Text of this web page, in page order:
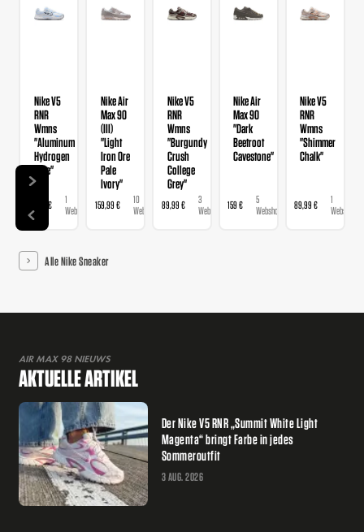
Nike V5
RNR
Wmns
"Aluminum
Hydrogen
Blue"
89,99 €
1
Webshop
Nike Air
Max 90
(III)
"Light
Iron Ore
Pale
Ivory"
159,99 €
10
Webshops
Nike V5
RNR
Wmns
"Burgundy
Crush
College
Grey"
89,99 €
3
Webshops
Nike Air
Max 90
"Dark
Beetroot
Cavestone"
159 €
5
Webshops
Nike V5
RNR
Wmns
"Shimmer
Chalk"
89,99 €
1
Webshop
Alle Nike Sneaker
AIR MAX 98 NIEUWS
AKTUELLE ARTIKEL
Der Nike V5 RNR „Summit White Light
Magenta“ bringt Farbe in jedes
Sommeroutfit
3 AUG. 2026